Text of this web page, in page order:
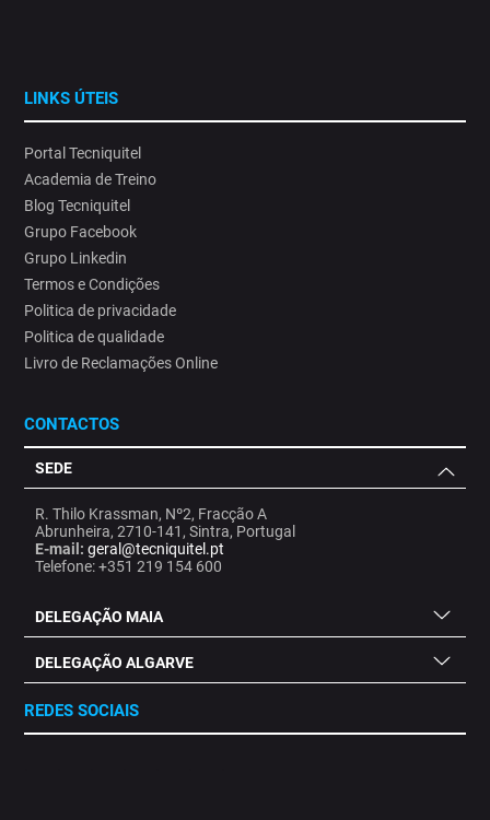
LINKS ÚTEIS
Portal Tecniquitel
Academia de Treino
Blog Tecniquitel
Grupo Facebook
Grupo Linkedin
Termos e Condições
Politica de privacidade
Politica de qualidade
Livro de Reclamações Online
CONTACTOS
SEDE
R. Thilo Krassman, Nº2, Fracção A
Abrunheira, 2710-141, Sintra, Portugal
E-mail: geral@tecniquitel.pt
Telefone: +351 219 154 600
DELEGAÇÃO MAIA
DELEGAÇÃO ALGARVE
REDES SOCIAIS